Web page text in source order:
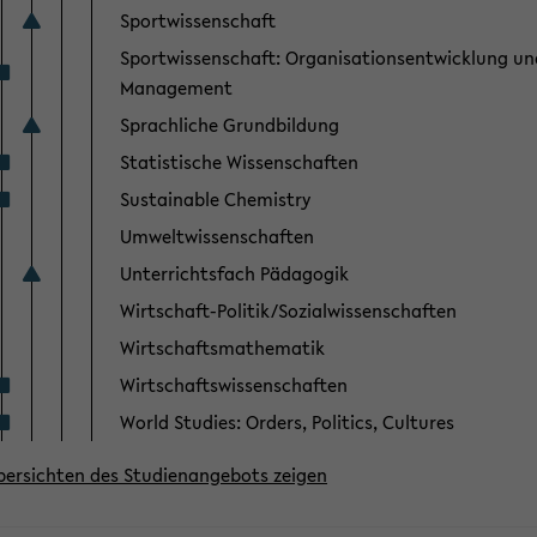
Sportwissenschaft
Sportwissenschaft: Organisationsentwicklung
Management
Sprachliche Grundbildung
Statistische Wissenschaften
Sustainable Chemistry
Umweltwissenschaften
Unterrichtsfach Pädagogik
Wirtschaft-Politik/Sozialwissenschaften
Wirtschaftsmathematik
Wirtschaftswissenschaften
World Studies: Orders, Politics, Cultures
des Studienangebots zeigen